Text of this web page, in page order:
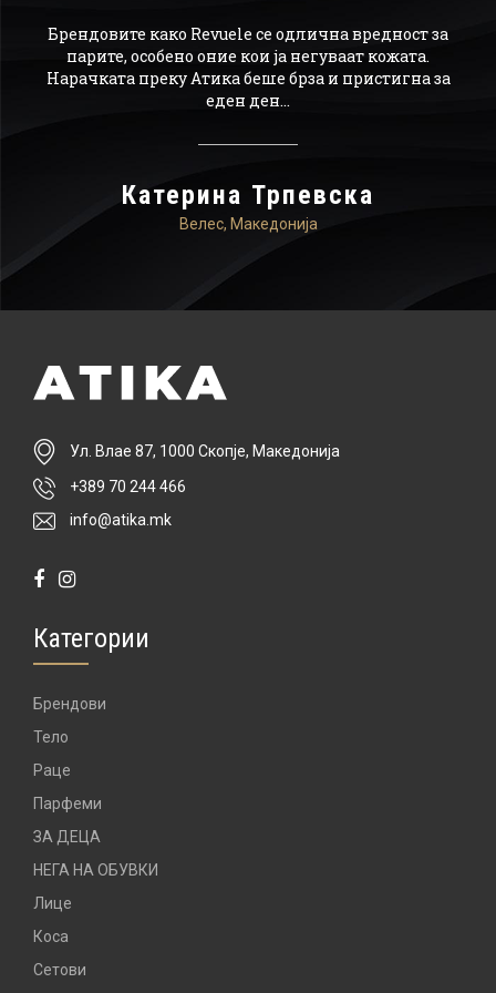
Брендовите како Revuele се одлична вредност за
парите, особено оние кои ја негуваат кожата.
Нарачката преку Атика беше брза и пристигна за
еден ден...
Катерина Трпевска
Велес, Македонија
Ул. Влае 87, 1000 Скопје, Македонија
+389 70 244 466
info@atika.mk
Категории
Брендови
Тело
Раце
Парфеми
ЗА ДЕЦА
НЕГА НА ОБУВКИ
Лице
Коса
Сетови